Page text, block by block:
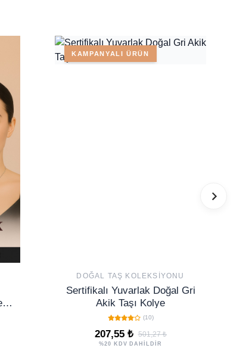
-
KAMPANYALI ÜRÜN
DOĞAL TAŞ KOLEKSIYONU
Sertifikalı Yuvarlak Doğal Gri
Akik Taşı Kolye
(10)
207,55 ₺ 501,27 ₺
%20 KDV DAHİLDİR